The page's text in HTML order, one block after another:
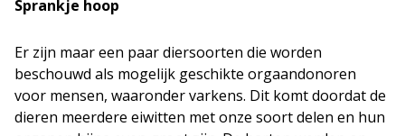
Sprankje hoop
Er zijn maar een paar diersoorten die worden
beschouwd als mogelijk geschikte orgaandonoren
voor mensen, waaronder varkens. Dit komt doordat de
dieren meerdere eiwitten met onze soort delen en hun